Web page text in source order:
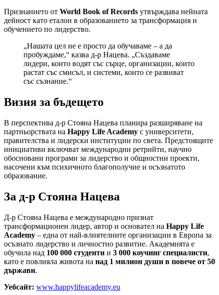
Признанието от World Book of Records утвърждава нейната
дейност като еталон в образованието за трансформация и
обучението по лидерство.
„Нашата цел не е просто да обучаваме – а да
пробуждаме,“ казва д-р Нацева. „Създаваме
лидери, които водят със сърце, организации, които
растат със смисъл, и системи, които се развиват
със съзнание.“
Визия за бъдещето
В перспектива д-р Стояна Нацева планира разширяване на
партньорствата на Happy Life Academy с университети,
правителства и лидерски институции по света. Предстоящите
инициативи включват международни ретрийти, научно
обосновани програми за лидерство и общностни проекти,
насочени към психичното благополучие и осъзнатото
образование.
За д-р Стояна Нацева
Д-р Стояна Нацева е международно признат
трансформационен лидер, автор и основател на Happy Life
Academy – една от най-влиятелните организации в Европа за
осъзнато лидерство и личностно развитие. Академията е
обучила над 100 000 студенти и 3 000 коучинг специалисти,
като е повлияла живота на над 1 милион души в повече от 50
държави.
Уебсайт: www.happylifeacademy.eu